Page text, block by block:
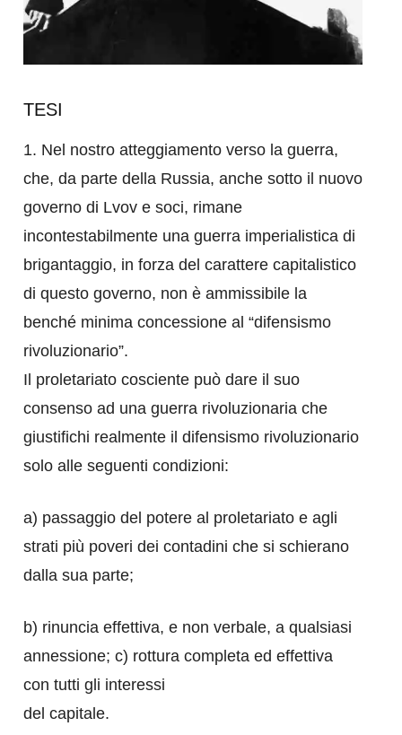
TESI
1. Nel nostro atteggiamento verso la guerra,
che, da parte della Russia, anche sotto il nuovo
governo di Lvov e soci, rimane
incontestabilmente una guerra imperialistica di
brigantaggio, in forza del carattere capitalistico
di questo governo, non è ammissibile la
benché minima concessione al “difensismo
rivoluzionario”.
Il proletariato cosciente può dare il suo
consenso ad una guerra rivoluzionaria che
giustifichi realmente il difensismo rivoluzionario
solo alle seguenti condizioni:
a) passaggio del potere al proletariato e agli
strati più poveri dei contadini che si schierano
dalla sua parte;
b) rinuncia effettiva, e non verbale, a qualsiasi
annessione; c) rottura completa ed effettiva
con tutti gli interessi
del capitale.